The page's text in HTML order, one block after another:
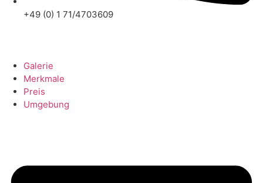
+49 (0) 1 71/4703609
Galerie
Merkmale
Preis
Umgebung